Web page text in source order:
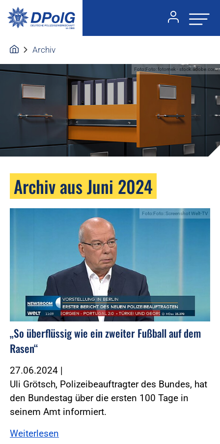
Archiv
Foto:Foto: fotomek - stock.adobe.com
Archiv aus Juni 2024
Foto:Foto: Screenshot Welt-TV
„So überflüssig wie ein zweiter Fußball auf dem
Rasen“
27.06.2024 |
Uli Grötsch, Polizeibeauftragter des Bundes, hat
den Bundestag über die ersten 100 Tage in
seinem Amt informiert.
Weiterlesen